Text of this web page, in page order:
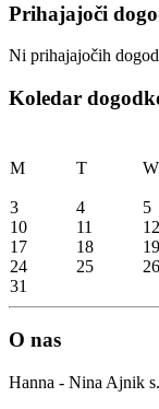
Prihajajoči
Ni prihajajočih
Koledar
M
T W
3
4 5
10
11 12
17
18 19
24
25 26
31
O nas
Hanna - Nina Ajnik